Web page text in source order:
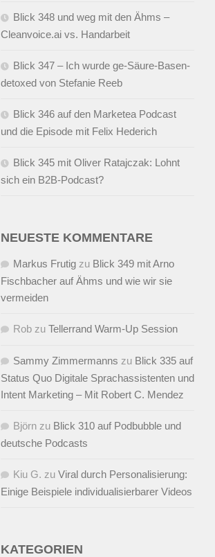
Blick 348 und weg mit den Ähms –
Cleanvoice.ai vs. Handarbeit
Blick 347 – Ich wurde ge-Säure-Basen-
detoxed von Stefanie Reeb
Blick 346 auf den Marketea Podcast
und die Episode mit Felix Hederich
Blick 345 mit Oliver Ratajczak: Lohnt
sich ein B2B-Podcast?
NEUESTE KOMMENTARE
Markus Frutig zu Blick 349 mit Arno
Fischbacher auf Ähms und wie wir sie
vermeiden
Rob zu Tellerrand Warm-Up Session
Sammy Zimmermanns zu Blick 335 auf
Status Quo Digitale Sprachassistenten und
Intent Marketing – Mit Robert C. Mendez
Björn zu Blick 310 auf Podbubble und
deutsche Podcasts
Kiu G. zu Viral durch Personalisierung:
Einige Beispiele individualisierbarer Videos
KATEGORIEN